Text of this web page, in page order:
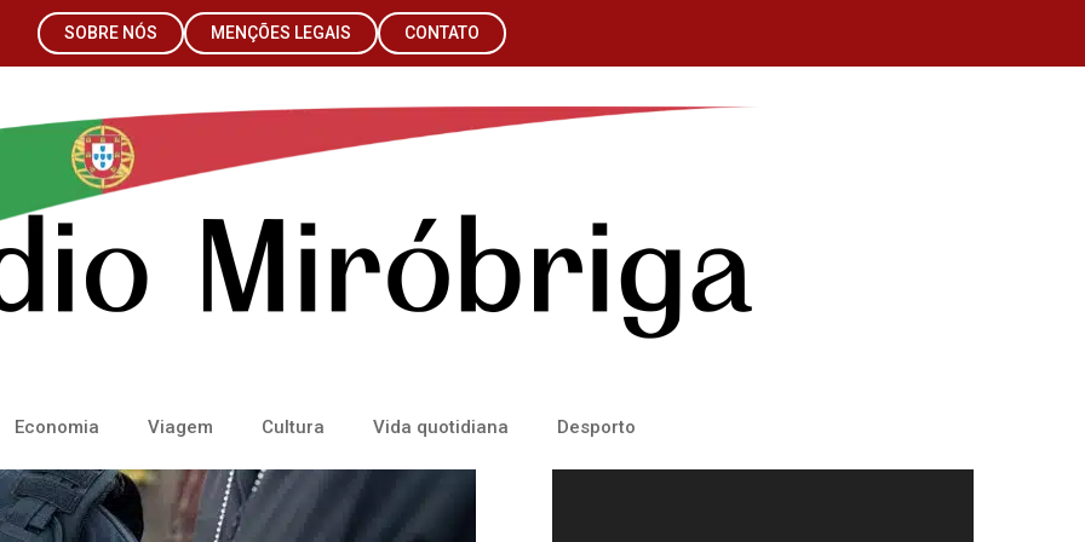
SOBRE NÓS MENÇÕES LEGAIS CONTATO
Economia Viagem Cultura Vida quotidiana Desporto